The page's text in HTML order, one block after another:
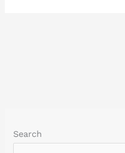
Search